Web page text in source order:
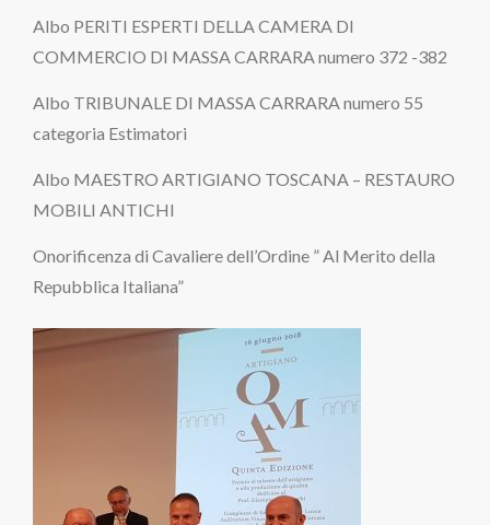
Albo PERITI ESPERTI DELLA CAMERA DI
COMMERCIO DI MASSA CARRARA numero 372 -382
Albo TRIBUNALE DI MASSA CARRARA numero 55
categoria Estimatori
Albo MAESTRO ARTIGIANO TOSCANA – RESTAURO
MOBILI ANTICHI
Onorificenza di Cavaliere dell’Ordine ” Al Merito della
Repubblica Italiana”